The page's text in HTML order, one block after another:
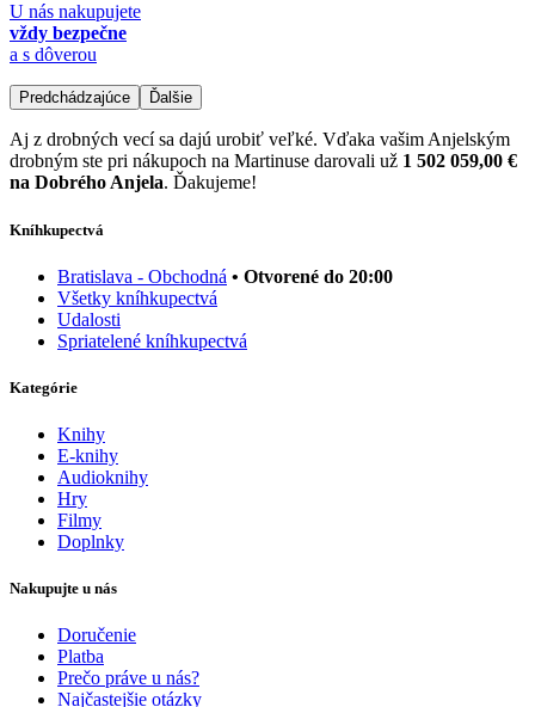
U nás nakupujete
vždy bezpečne
a s dôverou
Predchádzajúce Ďalšie
Aj z drobných vecí sa dajú urobiť veľké. Vďaka vašim Anjelským
drobným ste pri nákupoch na Martinuse darovali už 1 502 059,00 €
na Dobrého Anjela. Ďakujeme!
Kníhkupectvá
Bratislava - Obchodná • Otvorené do 20:00
Všetky kníhkupectvá
Udalosti
Spriatelené kníhkupectvá
Kategórie
Knihy
E-knihy
Audioknihy
Hry
Filmy
Doplnky
Nakupujte u nás
Doručenie
Platba
Prečo práve u nás?
Najčastejšie otázky